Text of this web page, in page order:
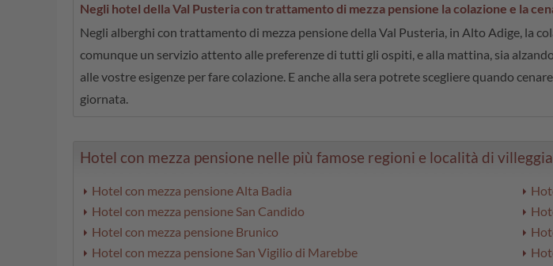
Negli hotel della Val Pusteria con trattamento di mezza pensione la colazione e la
Negli alberghi con trattamento di mezza pensione della Val Pusteria, in Alto Adige, la
comunque un servizio attento alle preferenze di tutti gli ospiti, e alla mattina, sia
alle vostre esigenze per fare colazione. E anche alla sera potrete scegliere quando
giornata.
Hotel con mezza pensione nelle più famose regioni e località di
Hotel con mezza pensione Alta Badia
Hotel con mezza pensione San Candido
Hotel con mezza pensione Brunico
Hotel con mezza pensione San Vigilio di Marebbe